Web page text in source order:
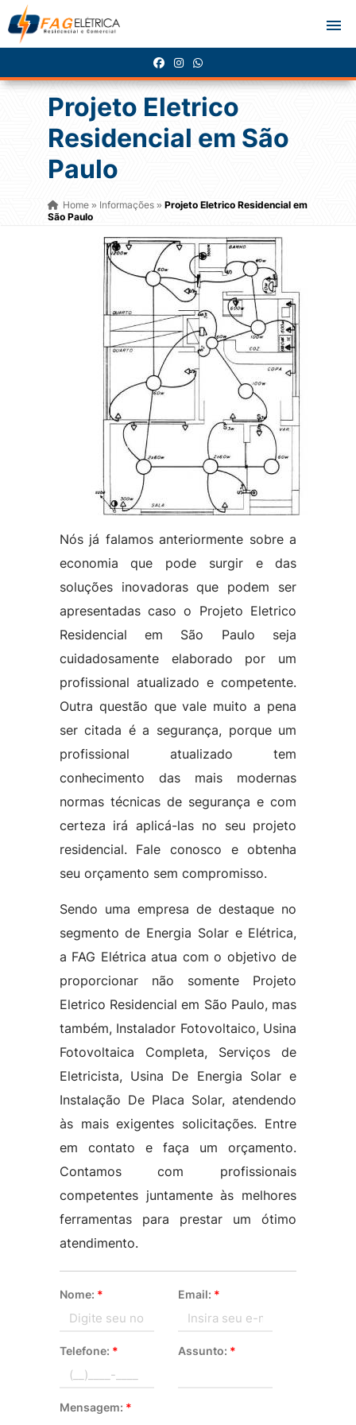
Projeto Eletrico
Residencial em São
Paulo
Home» Informações » Projeto Eletrico Residencial em
São Paulo
Nós já falamos anteriormente sobre a
economia que pode surgir e das
soluções inovadoras que podem ser
apresentadas caso o Projeto Eletrico
Residencial em São Paulo seja
cuidadosamente elaborado por um
profissional atualizado e competente.
Outra questão que vale muito a pena
ser citada é a segurança, porque um
profissional atualizado tem
conhecimento das mais modernas
normas técnicas de segurança e com
certeza irá aplicá-las no seu projeto
residencial. Fale conosco e obtenha
seu orçamento sem compromisso.
Sendo uma empresa de destaque no
segmento de Energia Solar e Elétrica,
a FAG Elétrica atua com o objetivo de
proporcionar não somente Projeto
Eletrico Residencial em São Paulo, mas
também, Instalador Fotovoltaico, Usina
Fotovoltaica Completa, Serviços de
Eletricista, Usina De Energia Solar e
Instalação De Placa Solar, atendendo
às mais exigentes solicitações. Entre
em contato e faça um orçamento.
Contamos com profissionais
competentes juntamente às melhores
ferramentas para prestar um ótimo
atendimento.
Nome: * Email: *
Telefone: * Assunto: *
Mensagem: *